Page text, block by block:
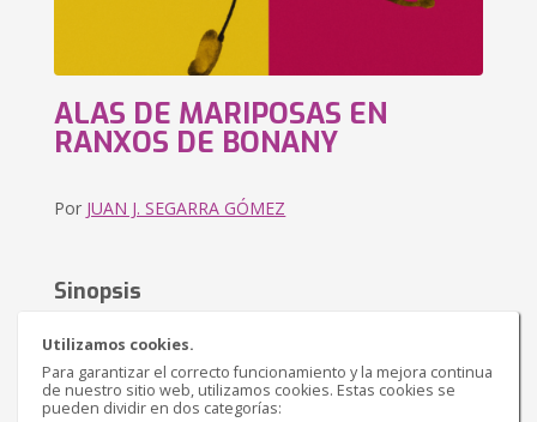
Utilizamos cookies.
Para garantizar el correcto funcionamiento y la mejora continua
de nuestro sitio web, utilizamos cookies. Estas cookies se
pueden dividir en dos categorías:
ALAS DE MARIPOSAS EN
RANXOS DE BONANY
Por JUAN J. SEGARRA GÓMEZ
Sinopsis
MARIPOSAS DIURNAS Y NOCTURNAS ASI COMO EL
OPTIMO ESTABLECIMIENTO DEL AMBIENTE PARA
QUE TODO EL TERRENO ESTE PREPARADO PARA EL